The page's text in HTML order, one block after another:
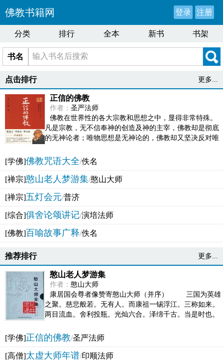
佛教书籍网 登录 注册
分类 排行 全本 新书 书架
书名
点击排行 更多...
正信的佛教
作者： 圣严法师
佛教在世界性的各大宗教和思想之中，显得非常特殊。
凡是宗教，无不信奉神的创造及神的主宰，佛教却是彻底
的无神论者；唯物思想是无神论的，佛教却又坚决反对唯
[学佛]佛教咒语大全/佚名
[禅宗]憨山老人梦游集/憨山大师
[禅宗]五灯会元/普济
[综合]俱舍论颂讲记/演培法师
[佛教]百喻故事广释/佚名
推荐排行 更多...
憨山老人梦游集
作者： 憨山大师
康居国会尊者像赞寄憨山大师（并序） 三国为英雄
之聚。慈悲般若。无有人。而康祖一锡浮江。三称如来。
两目流血。舍利投瓶。光灿六合。泽绵千古。当是时也。
[学佛]正信的佛教/圣严法师
[高僧]太虚大师年谱/印顺法师